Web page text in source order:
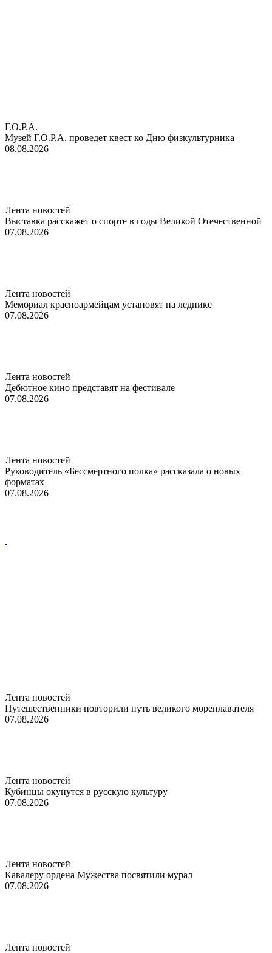
Г.О.Р.А.
Музей Г.О.Р.А. проведет квест ко Дню физкультурника
08.08.2026
Лента новостей
Выставка расскажет о спорте в годы Великой Отечественной
07.08.2026
Лента новостей
Мемориал красноармейцам установят на леднике
07.08.2026
Лента новостей
Дебютное кино представят на фестивале
07.08.2026
Лента новостей
Руководитель «Бессмертного полка» рассказала о новых
форматах
07.08.2026
Лента новостей
Путешественники повторили путь великого мореплавателя
07.08.2026
Лента новостей
Кубинцы окунутся в русскую культуру
07.08.2026
Лента новостей
Кавалеру ордена Мужества посвятили мурал
07.08.2026
Лента новостей